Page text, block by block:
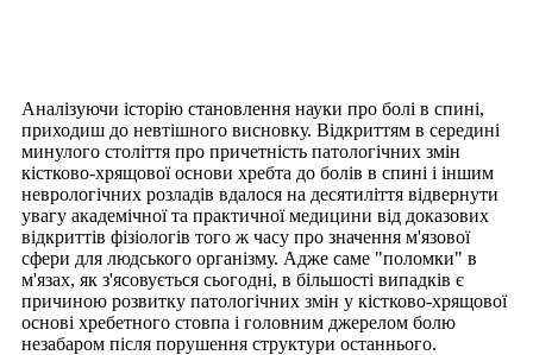
Аналізуючи історію становлення науки про болі в спині,
приходиш до невтішного висновку. Відкриттям в середині
минулого століття про причетність патологічних змін
кістково-хрящової основи хребта до болів в спині і іншим
неврологічних розладів вдалося на десятиліття відвернути
увагу академічної та практичної медицини від доказових
відкриттів фізіологів того ж часу про значення м'язової
сфери для людського організму. Адже саме "поломки" в
м'язах, як з'ясовується сьогодні, в більшості випадків є
причиною розвитку патологічних змін у кістково-хрящової
основі хребетного стовпа і головним джерелом болю
незабаром після порушення структури останнього.